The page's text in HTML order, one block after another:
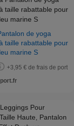
de yoga
taille rabattable pour
marine S
+3,95 € de frais de port